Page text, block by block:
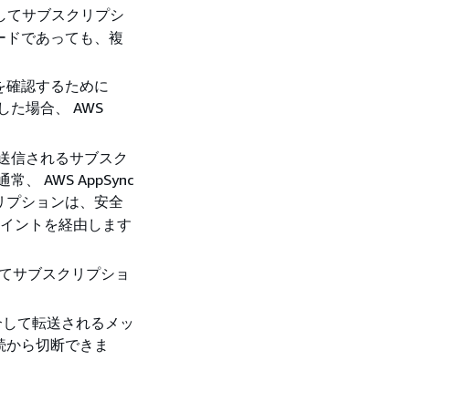
てサブスクリプシ
ドであっても、複
確認するために
た場合、 AWS
信されるサブスク
常、 AWS AppSync
プションは、安全
ントを経由します
サブスクリプショ
て転送されるメッ
ら切断できま